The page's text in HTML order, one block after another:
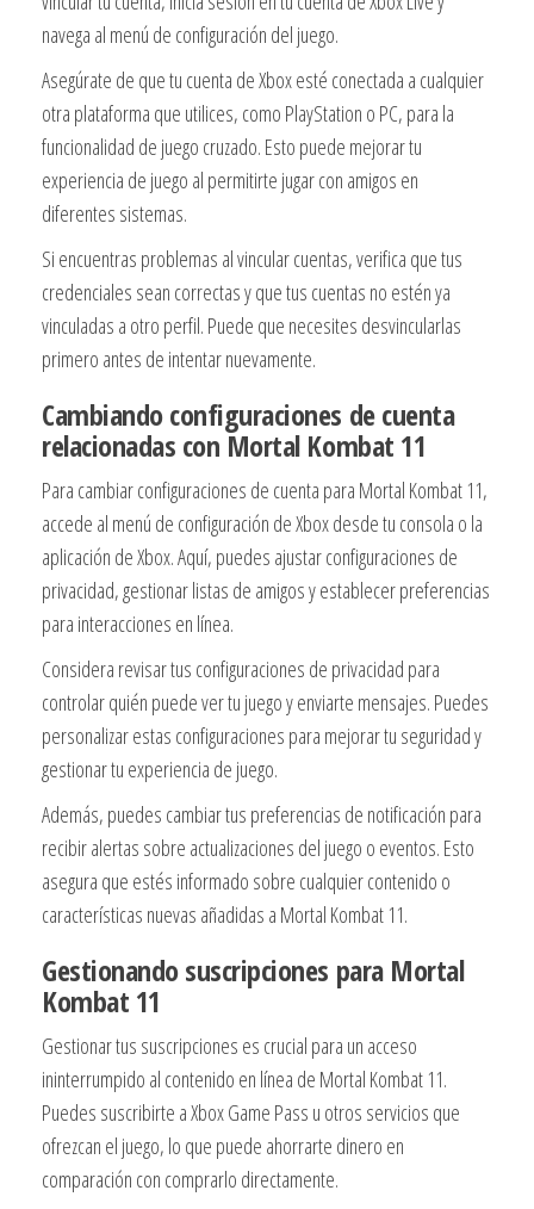
navega al menú de configuración del juego.
Asegúrate de que tu cuenta de Xbox esté conectada a cualquier
otra plataforma que utilices, como PlayStation o PC, para la
funcionalidad de juego cruzado. Esto puede mejorar tu
experiencia de juego al permitirte jugar con amigos en
diferentes sistemas.
Si encuentras problemas al vincular cuentas, verifica que tus
credenciales sean correctas y que tus cuentas no estén ya
vinculadas a otro perfil. Puede que necesites desvincularlas
primero antes de intentar nuevamente.
Cambiando configuraciones de cuenta
relacionadas con Mortal Kombat 11
Para cambiar configuraciones de cuenta para Mortal Kombat 11,
accede al menú de configuración de Xbox desde tu consola o la
aplicación de Xbox. Aquí, puedes ajustar configuraciones de
privacidad, gestionar listas de amigos y establecer preferencias
para interacciones en línea.
Considera revisar tus configuraciones de privacidad para
controlar quién puede ver tu juego y enviarte mensajes. Puedes
personalizar estas configuraciones para mejorar tu seguridad y
gestionar tu experiencia de juego.
Además, puedes cambiar tus preferencias de notificación para
recibir alertas sobre actualizaciones del juego o eventos. Esto
asegura que estés informado sobre cualquier contenido o
características nuevas añadidas a Mortal Kombat 11.
Gestionando suscripciones para Mortal
Kombat 11
Gestionar tus suscripciones es crucial para un acceso
ininterrumpido al contenido en línea de Mortal Kombat 11.
Puedes suscribirte a Xbox Game Pass u otros servicios que
ofrezcan el juego, lo que puede ahorrarte dinero en
comparación con comprarlo directamente.